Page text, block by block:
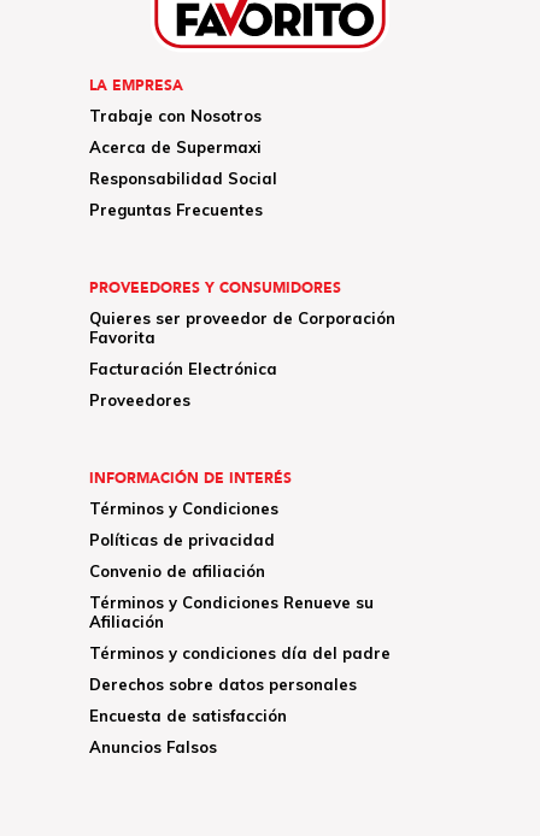
LA EMPRESA
Trabaje con Nosotros
Acerca de Supermaxi
Responsabilidad Social
Preguntas Frecuentes
PROVEEDORES Y CONSUMIDORES
Quieres ser proveedor de Corporación
Favorita
Facturación Electrónica
Proveedores
INFORMACIÓN DE INTERÉS
Términos y Condiciones
Políticas de privacidad
Convenio de afiliación
Términos y Condiciones Renueve su
Afiliación
Términos y condiciones día del padre
Derechos sobre datos personales
Encuesta de satisfacción
Anuncios Falsos